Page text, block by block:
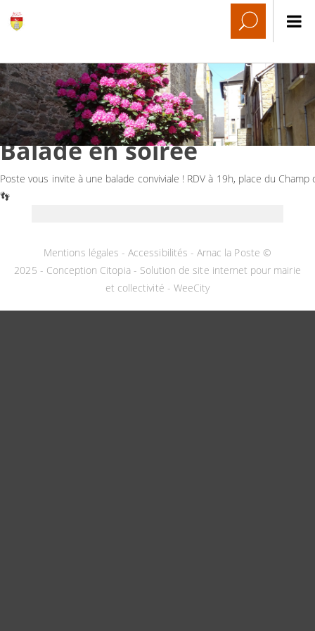
Balade en soirée
Poste vous invite à une balade conviviale ! RDV à 19h, place du
👣
Mentions légales -Accessibilités - Arnac la Poste ©
2025 - Conception Citopia- Solution de site internet pour mairie
et collectivité - WeeCity